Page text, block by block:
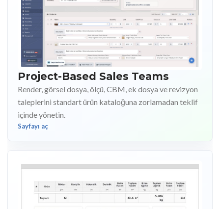
Project-Based Sales Teams
Render, görsel dosya, ölçü, CBM, ek dosya ve revizyon
taleplerini standart ürün kataloğuna zorlamadan teklif
içinde yönetin.
Sayfayı aç